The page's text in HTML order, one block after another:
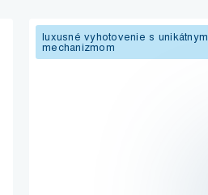
luxusné vyhotovenie s unikátnym
mechanizmom